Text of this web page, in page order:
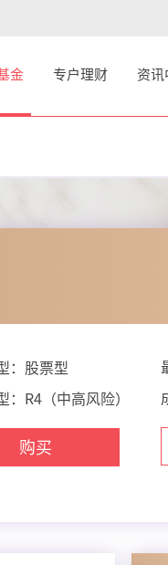
金 专户理财 资讯
：股票型
： R4（中高风险）
购买